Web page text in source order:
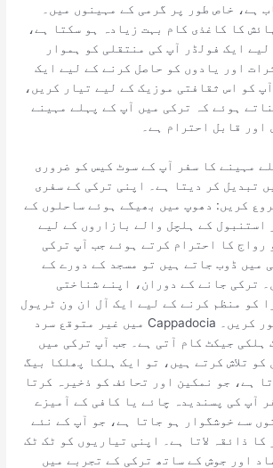
ہے، خاص طور پر گرمی کے مہینوں میں۔
کا کاغذی کام بہت زیادہ ہو سکتا ہے،
ایک فولڈر آپ کی منتقلی کو ہموار
اور یادوں کو حاصل کرنے کے لیے ایک
کو اس ثقافتی موزیک کے لیے تیار کریں،
ہوئے کہ ترکی میں آپ کے پہلے مہینے
قابل احترام ہے۔
مہینے کا سفر آپ کے سوٹ کیس کو ضروری
تبدیل کر دیتا ہے۔ اپنی ترکی کے سفری
کریں: دھوپ میں بھیگے ہوئے ساحلوں کے
استنبول کے ہلچل والے بازاروں کے لیے
رواج کا احترام کرتے ہوئے جب آپ ترکی
میں ڈوب جاتے ہیں تو مسجد کے دورے کے
ترکی جانے کے دوران، اپنے شناختی
کو منظم کرنے کے لیے ایک آل ان ون ٹریول
پرس پیک کرنے پر غور کریں۔ Cappadocia میں غیر متوقع سرد
ہلکی جیکٹ کام آتی ہے۔ جب آپ ترکی میں
کو تلاش کرتے ہیں، تو ایک ہلکا پھلکا بیگ
ہے، جو نمکین اور تحائف کو ذخیرہ کرتا
آپ کی پسندیدہ چائے یا کافی کے آمیزے
سے خوشگوار ہو جاتا ہے، جو آپ کے نئے
کا ذائقہ لاتا ہے۔ اپنی تیاریوں کو ٹک ٹک
اور جوش کے ساتھ ترکی کے تجربے میں